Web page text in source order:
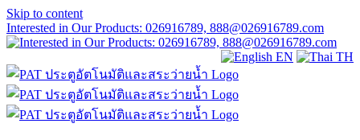
Skip to content
Interested in Our Products: 026916789, 888@026916789.com
EN TH